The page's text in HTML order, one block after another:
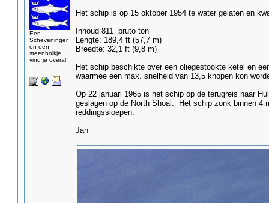
Een
Scheveninger
en een
steenbolkje
vind je overal
Het schip is op 15 oktober 1954 te water gelaten en
Inhoud 811 bruto ton
Lengte: 189,4 ft (57,7 m)
Breedte: 32,1 ft (9,8 m)
Het schip beschikte over een oliegestookte ketel en
waarmee een max. snelheid van 13,5 knopen kon
Op 22 januari 1965 is het schip op de terugreis naar
geslagen op de North Shoal. Het schip zonk binnen 4
reddingssloepen.
Jan